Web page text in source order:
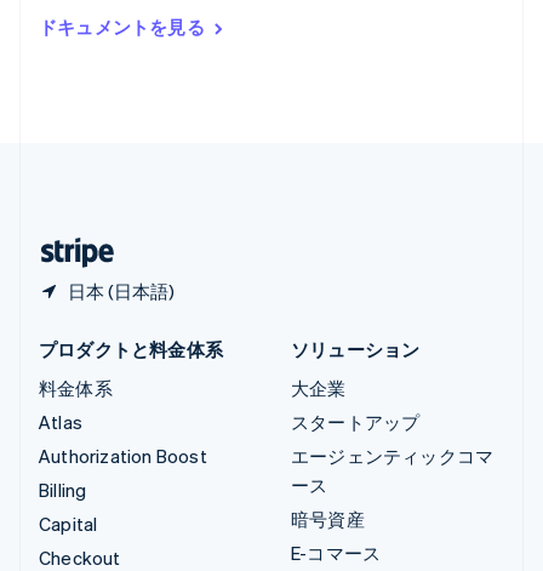
ドキュメントを見る
日本 (日本語)
ルーマニア
English
プロダクトと料金体系
料金体系
Atlas
Authorization Boost
Billing
Capital
Checkout
ソリューション
大企業
スタートアップ
エージェンティックコマ
ース
暗号資産
E-コマース